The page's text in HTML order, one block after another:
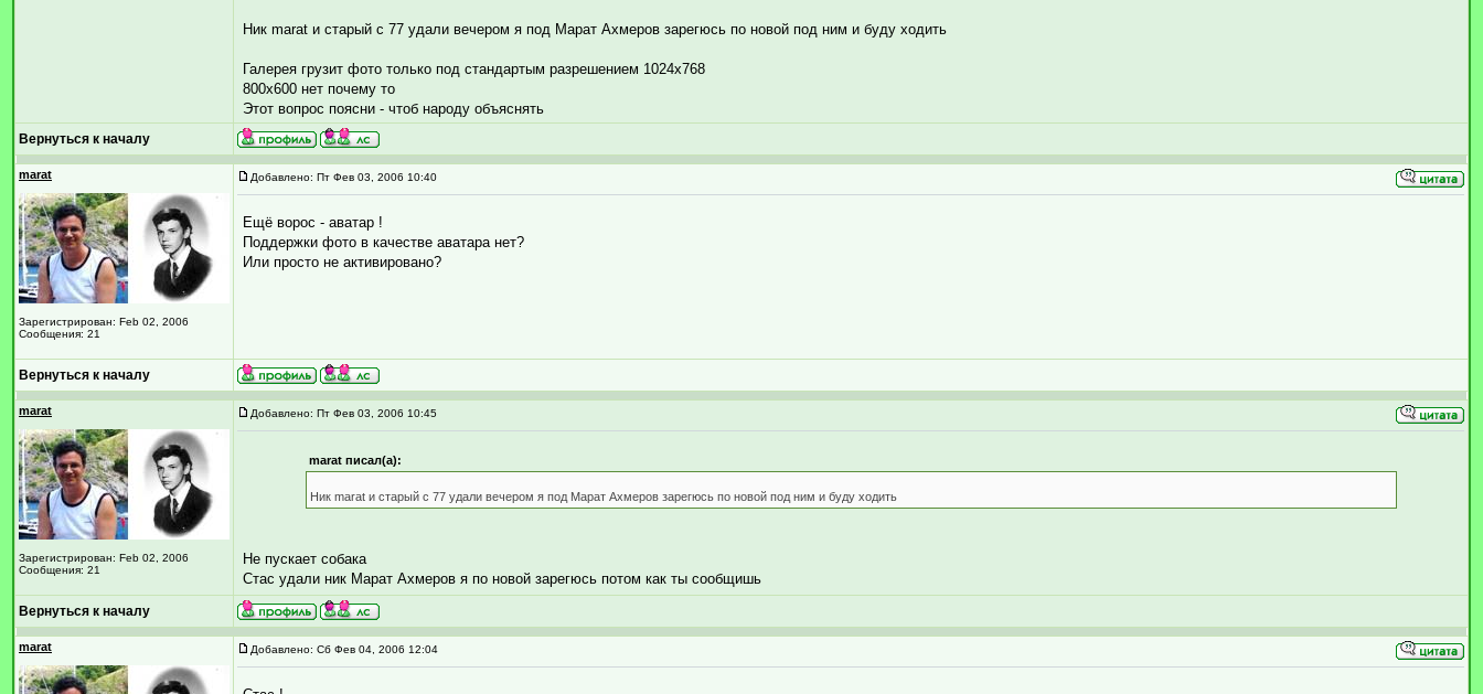
Ник marat и старый с 77 удали вечером я под Марат Ахмеров зарегюсь по новой под ним и буду ходить
Галерея грузит фото только под стандартым разрешением 1024х768
800х600 нет почему то
Этот вопрос поясни - чтоб народу объяснять
Вернуться к началу
marat
Зарегистрирован: Feb 02, 2006
Сообщения: 21
Добавлено: Пт Фев 03, 2006 10:40
Ещё ворос - аватар !
Поддержки фото в качестве аватара нет?
Или просто не активировано?
Вернуться к началу
marat
Зарегистрирован: Feb 02, 2006
Сообщения: 21
Добавлено: Пт Фев 03, 2006 10:45
marat писал(а):
Ник marat и старый с 77 удали вечером я под Марат Ахмеров зарегюсь по новой под ним и буду ходить
Не пускает собака
Стас удали ник Марат Ахмеров я по новой зарегюсь потом как ты сообщишь
Вернуться к началу
marat Добавлено: Сб Фев 04, 2006 12:04